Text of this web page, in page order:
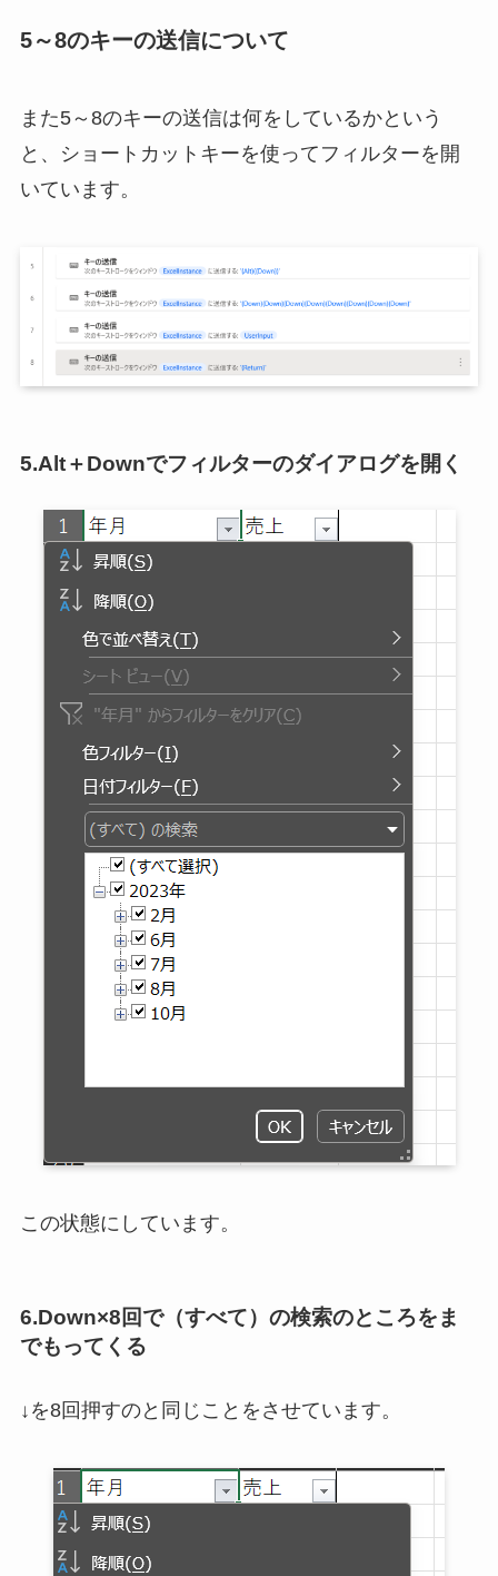
5～8のキーの送信について
また5～8のキーの送信は何をしているかという
と、ショートカットキーを使ってフィルターを開
いています。
5.Alt＋Downでフィルターのダイアログを開く
この状態にしています。
6.Down×8回で（すべて）の検索のところをま
でもってくる
↓を8回押すのと同じことをさせています。